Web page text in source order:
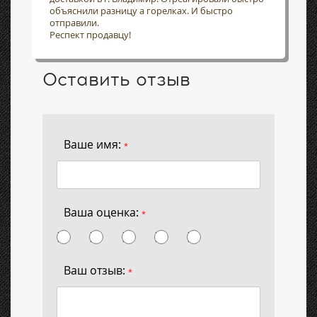
объяснили разницу а горелках. И быстро
отправили.
Респект продавцу!
Оставить отзыв
Ваше имя: *
Ваша оценка: *
Ваш отзыв: *